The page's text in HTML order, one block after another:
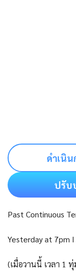
ดำเนิ
ปรับ
Past Continuous
Yesterday at 7pm I
(เมื่อวานนี้ เวลา 1